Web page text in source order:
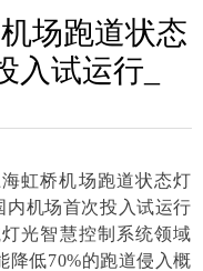
场跑道状态
入试运行_
虹桥机场跑道状态灯
内机场首次投入试运行
光智慧控制系统领域
降低70%的跑道侵入概